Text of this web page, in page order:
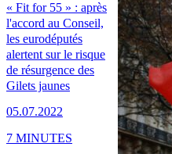
« Fit for 55 » : après
l'accord au Conseil,
les eurodéputés
alertent sur le risque
de résurgence des
Gilets jaunes
05.07.2022
7 MINUTES